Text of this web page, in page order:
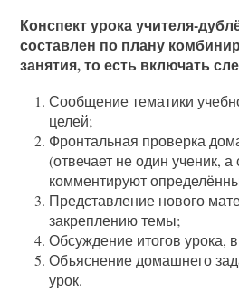
Конспект урока учителя-
составлен по плану
занятия, то есть включать
Сообщение тематики
целей;
Фронтальная проверка
(отвечает не один ученик, а
комментируют
Представление нового
закреплению темы;
Обсуждение итогов урока,
Объяснение домашнего
урок.